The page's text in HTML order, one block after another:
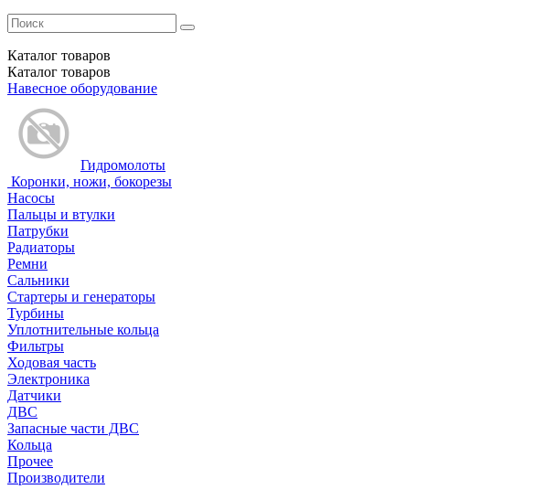
Каталог товаров
Каталог товаров
Навесное оборудование
Гидромолоты
Коронки, ножи, бокорезы
Насосы
Пальцы и втулки
Патрубки
Радиаторы
Ремни
Сальники
Стартеры и генераторы
Турбины
Уплотнительные кольца
Фильтры
Ходовая часть
Электроника
Датчики
ДВС
Запасные части ДВС
Кольца
Прочее
Производители